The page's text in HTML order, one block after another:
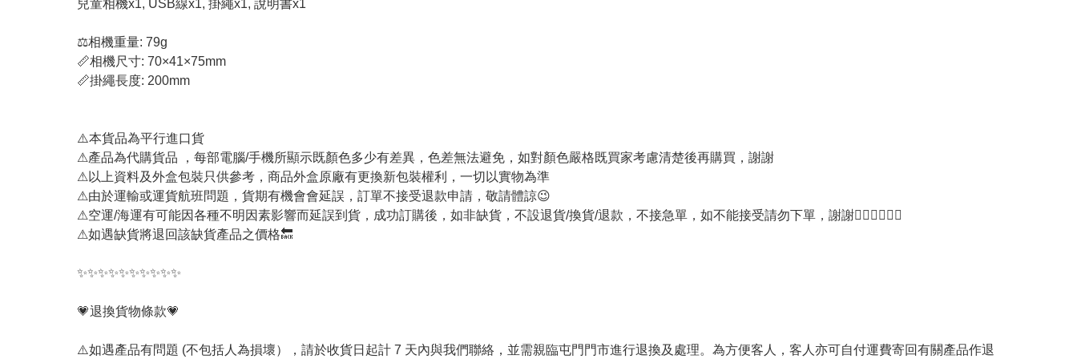
兒童相機x1, USB線x1, 掛繩x1, 說明書x1
⚖️相機重量: 79g
📏相機尺寸: 70×41×75mm
📏掛繩長度: 200mm
⚠️本貨品為平行進口貨
⚠產品為代購貨品 ，每部電腦/手機所顯示既顏色多少有差異，色差無法避免，如對顏色嚴格既買家考慮清楚後再購買，謝謝
⚠以上資料及外盒包裝只供參考，商品外盒原廠有更換新包裝權利，一切以實物為準
⚠由於運輸或運貨航班問題，貨期有機會會延誤，訂單不接受退款申請，敬請體諒😉
⚠空運/海運有可能因各種不明因素影響而延誤到貨，成功訂購後，如非缺貨，不設退貨/換貨/退款，不接急單，如不能接受請勿下單，謝謝🙇🏻‍♀️🙇🏻‍♀️
⚠如遇缺貨將退回該缺貨產品之價格🔙
✨✨✨✨✨✨✨✨✨✨
💗退換貨物條款💗
⚠️如遇產品有問題 (不包括人為損壞），請於收貨日起計 7 天內與我們聯絡，並需親臨屯門門市進行退換及處理。為方便客人，客人亦可自付運費寄回有關產品作退